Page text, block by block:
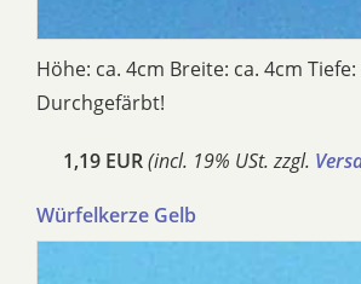
Höhe: ca. 4cm Breite: ca. 4cm Tiefe:
Durchgefärbt!
1,19 EUR(incl. 19% USt. zzgl.
Würfelkerze Gelb